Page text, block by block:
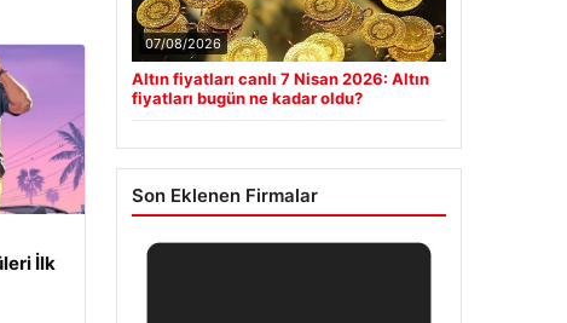
İlk
07/08/2026
Altın fiyatları canlı 7 Nisan 2026: Altın
fiyatları bugün ne kadar oldu?
Son Eklenen Firmalar